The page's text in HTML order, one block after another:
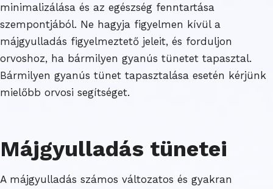
minimalizálása és az egészség fenntartása
szempontjából. Ne hagyja figyelmen kívül a
májgyulladás figyelmeztető jeleit, és forduljon
orvoshoz, ha bármilyen gyanús tünetet tapasztal.
Bármilyen gyanús tünet tapasztalása esetén kérjünk
mielőbb orvosi segítséget.
Májgyulladás tünetei
A májgyulladás számos változatos és gyakran